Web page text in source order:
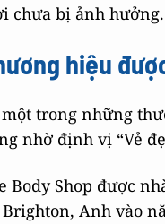
chưa bị ảnh hưởng.
hiệu
trong những
nhờ định vị “Vẻ
Body Shop được
Anh vào